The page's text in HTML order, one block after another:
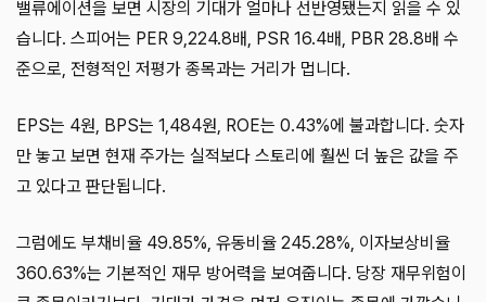
밸류에이션을 보면 시장의 기대가 얼마나 선반영됐는지 읽을 수 있
습니다. 스피어는 PER 9,224.8배, PSR 16.4배, PBR 28.8배 수
준으로, 전형적인 저평가 종목과는 거리가 멉니다.
EPS는 4원, BPS는 1,484원, ROE는 0.43%에 불과합니다. 숫자
만 놓고 보면 현재 주가는 실적보다 스토리에 훨씬 더 높은 값을 주
고 있다고 판단됩니다.
그럼에도 부채비율 49.85%, 유동비율 245.28%, 이자보상비율
360.63%는 기본적인 재무 방어력을 보여줍니다. 당장 재무위험이